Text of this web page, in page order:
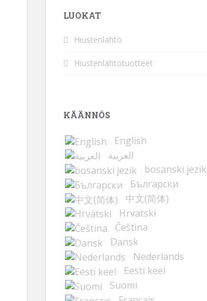
LUOKAT
Hiustenlähtö
Hiustenlähtötuotteet
KÄÄNNÖS
English
العربية
bosanski jezik
Български
中文(简体)
Hrvatski
Čeština
Dansk
Nederlands
Eesti keel
Suomi